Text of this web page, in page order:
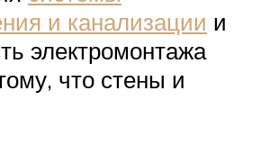
и канализации и
электромонтажа
что стены и